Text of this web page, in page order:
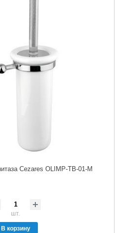
Cezares OLIMP-TB-01-M
шт.
В корзину